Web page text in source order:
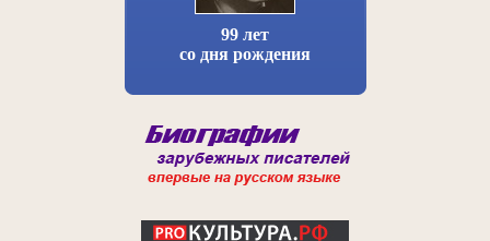
99 лет
со дня рождения